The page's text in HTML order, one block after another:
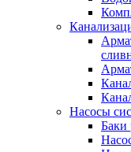
Насосы
Баки